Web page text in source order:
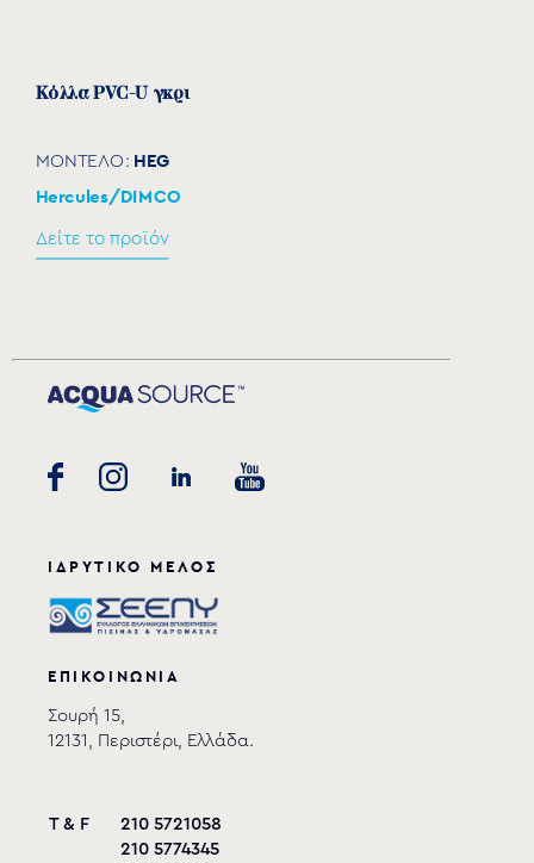
Κόλλα PVC-U γκρι
ΜΟΝΤΕΛΟ: HEG
Hercules/DIMCO
Δείτε το προϊόν
ΙΔΡΥΤΙΚΟ ΜΕΛΟΣ
ΕΠΙΚΟΙΝΩΝΙΑ
Σουρή 15,
12131, Περιστέρι, Ελλάδα.
T & F
210 5721058
210 5774345